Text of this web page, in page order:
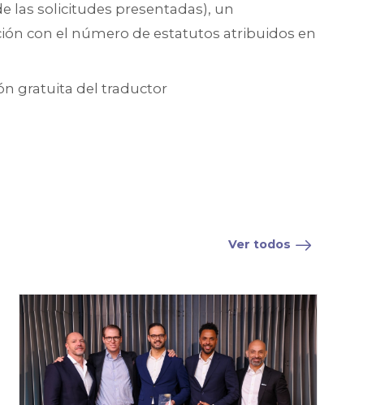
las solicitudes presentadas), un
con el número de estatutos atribuidos en
gratuita del traductor
Ver todos